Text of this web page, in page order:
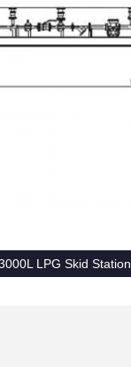
LPG Skid Station